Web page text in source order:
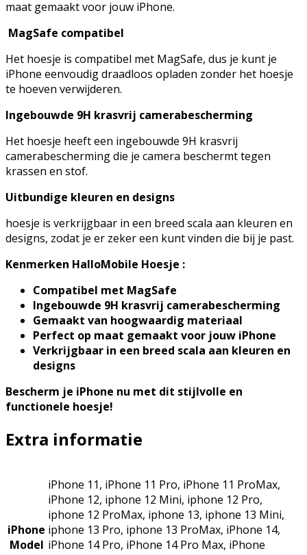
maat gemaakt voor jouw iPhone.
MagSafe compatibel
Het hoesje is compatibel met MagSafe, dus je kunt je
iPhone eenvoudig draadloos opladen zonder het hoesje
te hoeven verwijderen.
Ingebouwde 9H krasvrij camerabescherming
Het hoesje heeft een ingebouwde 9H krasvrij
camerabescherming die je camera beschermt tegen
krassen en stof.
Uitbundige kleuren en designs
hoesje is verkrijgbaar in een breed scala aan kleuren en
designs, zodat je er zeker een kunt vinden die bij je past.
Kenmerken HalloMobile Hoesje :
Compatibel met MagSafe
Ingebouwde 9H krasvrij camerabescherming
Gemaakt van hoogwaardig materiaal
Perfect op maat gemaakt voor jouw iPhone
Verkrijgbaar in een breed scala aan kleuren en
designs
Bescherm je iPhone nu met dit stijlvolle en
functionele hoesje!
Extra informatie
iPhone
Model
iPhone 11, iPhone 11 Pro, iPhone 11 ProMax,
iPhone 12, iphone 12 Mini, iphone 12 Pro,
iphone 12 ProMax, iphone 13, iphone 13 Mini,
iphone 13 Pro, iphone 13 ProMax, iPhone 14,
iPhone 14 Pro, iPhone 14 Pro Max, iPhone